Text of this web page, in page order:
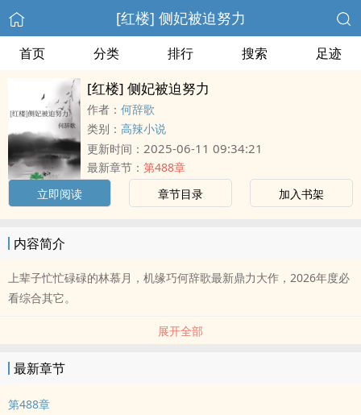
[红楼] 侧妃被迫努力
首页 分类 排行 搜索 足迹
[红楼] 侧妃被迫努力
作者： 何辞歌
类别： 高辣小说
更新时间： 2025-06-11 09:34:21
最新章节： 第488章
立即阅读
章节目录 加入书架
内容简介
上辈子忙忙碌碌的林慕月，机缘巧何辞歌最新鼎力大作，2026年度必
看综合其它。
展开全部
最新章节
第488章